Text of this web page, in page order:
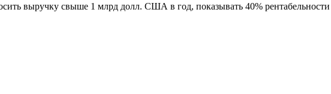
выручку свыше 1 млрд долл. США в год, показывать 40%